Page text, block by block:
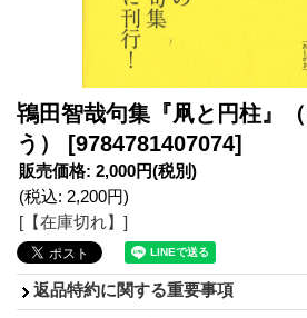
鴇田智哉句集『凧と円柱』
う）
[9784781407074]
販売価格: 2,000円(税別)
(税込: 2,200円)
[【在庫切れ】]
返品特約に関する重要事項